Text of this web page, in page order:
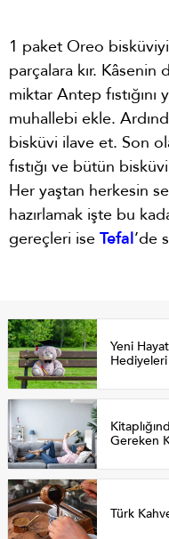
1 paket Oreo bisküviyi
parçalara kır.
miktar Antep
muhallebi ekle.
bisküvi ilave et. Son
fıstığı ve bütün
Her yaştan herkesin
hazırlamak işte bu
gereçleri ise Tefal’de
Yeni
Hediyeleri
Gereken
Türk